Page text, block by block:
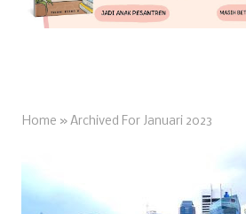
Home » Archived For Januari 2023